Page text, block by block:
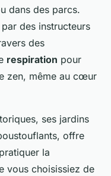
dans des parcs.
des instructeurs
des
respiration pour
zen, même au cœur
ses jardins
offre
la
vous choisissiez de